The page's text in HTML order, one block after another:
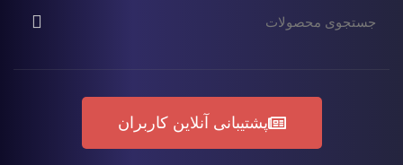
پشتیبانی آنلاین کاربران